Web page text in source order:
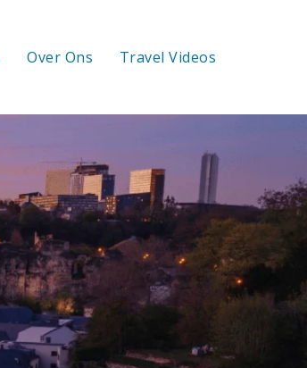
Over Ons Travel Videos